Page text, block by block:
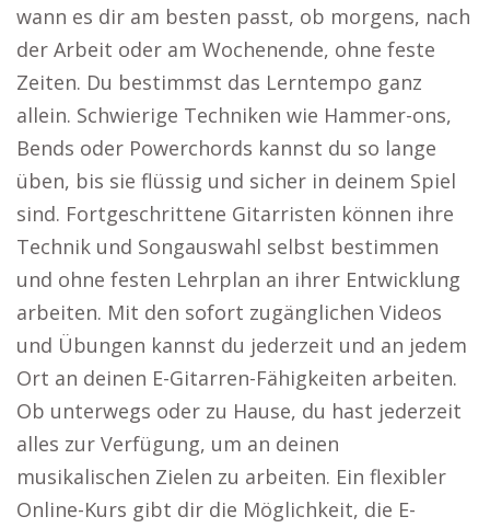
wann es dir am besten passt, ob morgens, nach
der Arbeit oder am Wochenende, ohne feste
Zeiten. Du bestimmst das Lerntempo ganz
allein. Schwierige Techniken wie Hammer-ons,
Bends oder Powerchords kannst du so lange
üben, bis sie flüssig und sicher in deinem Spiel
sind. Fortgeschrittene Gitarristen können ihre
Technik und Songauswahl selbst bestimmen
und ohne festen Lehrplan an ihrer Entwicklung
arbeiten. Mit den sofort zugänglichen Videos
und Übungen kannst du jederzeit und an jedem
Ort an deinen E-Gitarren-Fähigkeiten arbeiten.
Ob unterwegs oder zu Hause, du hast jederzeit
alles zur Verfügung, um an deinen
musikalischen Zielen zu arbeiten. Ein flexibler
Online-Kurs gibt dir die Möglichkeit, die E-